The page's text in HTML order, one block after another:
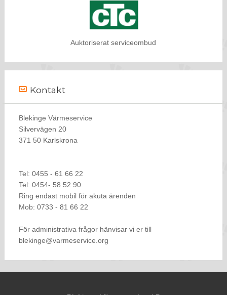
Auktoriserat serviceombud
Kontakt
Blekinge Värmeservice
Silvervägen 20
371 50 Karlskrona
Tel: 0455 - 61 66 22
Tel: 0454- 58 52 90
Ring endast mobil för akuta ärenden
Mob: 0733 - 81 66 22
För administrativa frågor hänvisar vi er till
blekinge@varmeservice.org